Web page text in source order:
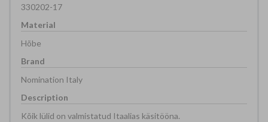
330202-17
Hõbe
Nomination Italy
Kõik lülid on valmistatud Itaalias käsitööna.